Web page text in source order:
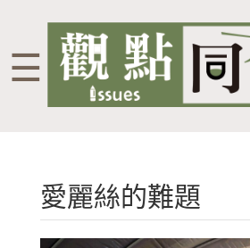
☰
愛麗絲的難題